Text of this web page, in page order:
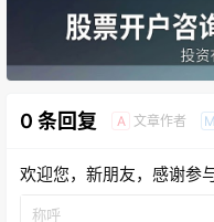
0 条回复 A 文章作者 M
欢迎您，新朋友，感谢参